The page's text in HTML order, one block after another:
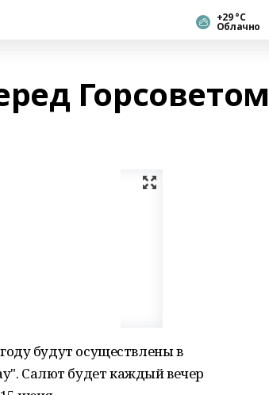
+29 °С
Облачно
Горсоветом
будут осуществлены в
Салют будет каждый вечер